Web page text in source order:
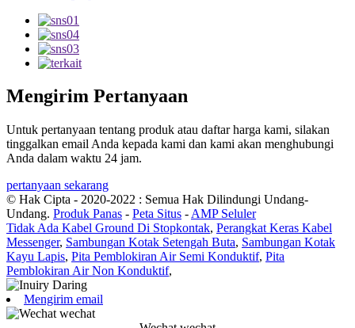
Mengirim Pertanyaan
Untuk pertanyaan tentang produk atau daftar harga kami, silakan
tinggalkan email Anda kepada kami dan kami akan menghubungi
Anda dalam waktu 24 jam.
pertanyaan sekarang
© Hak Cipta - 2020-2022 : Semua Hak Dilindungi Undang-
Undang. Produk Panas - Peta Situs - AMP Seluler
Tidak Ada Kabel Ground Di Stopkontak, Perangkat Keras Kabel
Messenger, Sambungan Kotak Setengah Buta, Sambungan Kotak
Kayu Lapis, Pita Pemblokiran Air Semi Konduktif, Pita
Pemblokiran Air Non Konduktif,
Mengirim email